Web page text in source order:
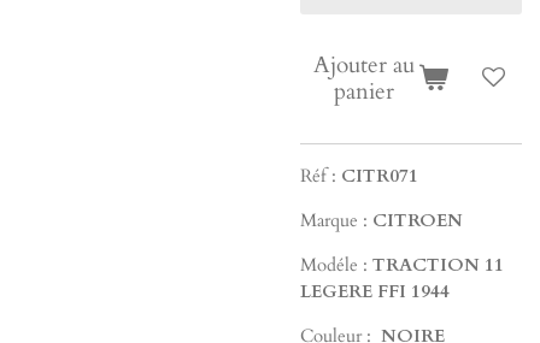
Ajouter au
panier
Réf : CITR071
Marque : CITROEN
Modéle : TRACTION 11
LEGERE FFI 1944
Couleur : NOIRE